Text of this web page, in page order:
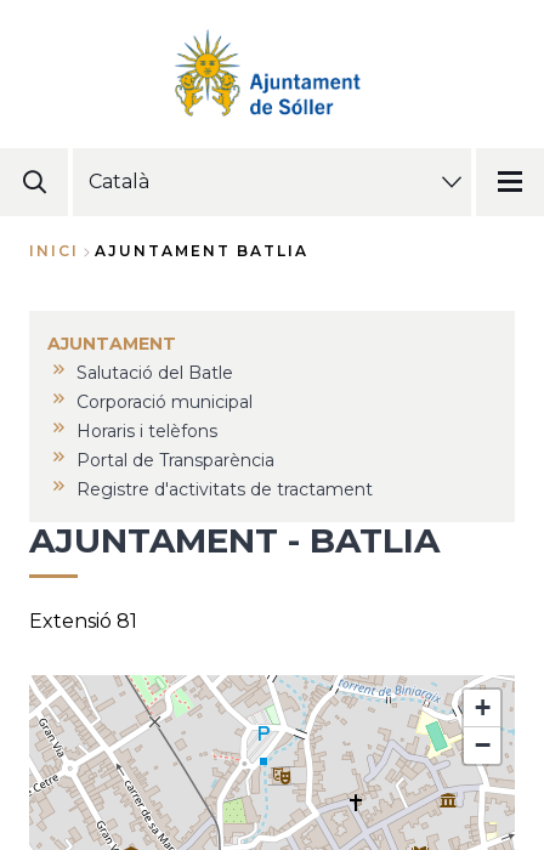
SELECT
YOUR
d'Ariadna
INICI AJUNTAMENT BATLIA
AJUNTAMENT
Salutació del Batle
Corporació municipal
Horaris i telèfons
Portal de Transparència
Registre d'activitats de tractament
AJUNTAMENT - BATLIA
Extensió 81
+
−